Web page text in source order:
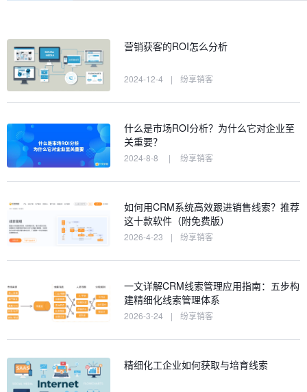
营销获客的ROI怎么分析
2024-12-4 | 纷享销客
什么是市场ROI分析？为什么它对企业至
关重要？
2024-8-8 | 纷享销客
如何用CRM系统高效跟进销售线索？推荐
这十款软件（附免费版）
2026-4-23 | 纷享销客
一文详解CRM线索管理应用指南：五步构
建精细化线索管理体系
2026-3-24 | 纷享销客
精细化工企业如何获取与培育线索